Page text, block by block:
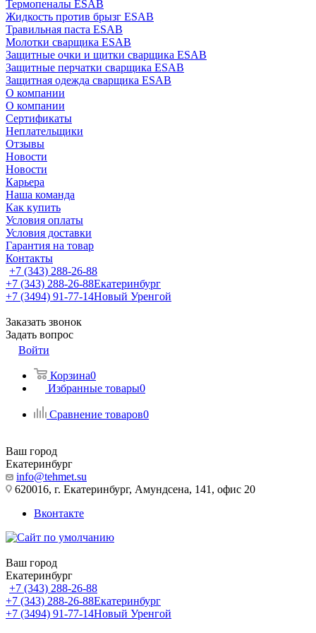
Термопеналы ESAB
Жидкость против брызг ESAB
Травильная паста ESAB
Молотки сварщика ESAB
Защитные очки и щитки сварщика ESAB
Защитные перчатки сварщика ESAB
Защитная одежда сварщика ESAB
О компании
О компании
Сертификаты
Неплательщики
Отзывы
Новости
Новости
Карьера
Наша команда
Как купить
Условия оплаты
Условия доставки
Гарантия на товар
Контакты
+7 (343) 288-26-88
+7 (343) 288-26-88Екатеринбург
+7 (3494) 91-77-14Новый Уренгой
Заказать звонок
Задать вопрос
Войти
Корзина0
Избранные товары0
Сравнение товаров0
Ваш город
Екатеринбург
info@tehmet.su
620016, г. Екатеринбург, Амундсена, 141, офис 20
Вконтакте
Ваш город
Екатеринбург
+7 (343) 288-26-88
+7 (343) 288-26-88Екатеринбург
+7 (3494) 91-77-14Новый Уренгой